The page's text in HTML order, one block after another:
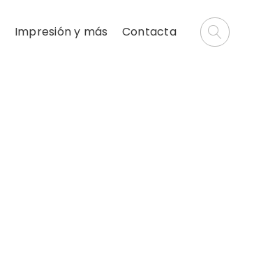
Impresión y más Contacta